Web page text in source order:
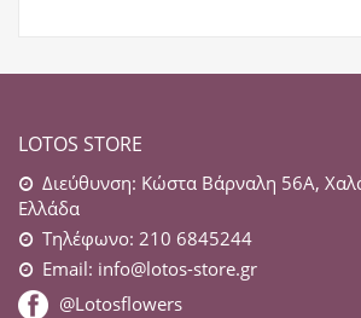
LOTOS STORE
Διεύθυνση: Κώστα Βάρναλη 56Α,
Ελλάδα
Τηλέφωνο: 210 6845244
Email: info@lotos-store.gr
@Lotosflowers